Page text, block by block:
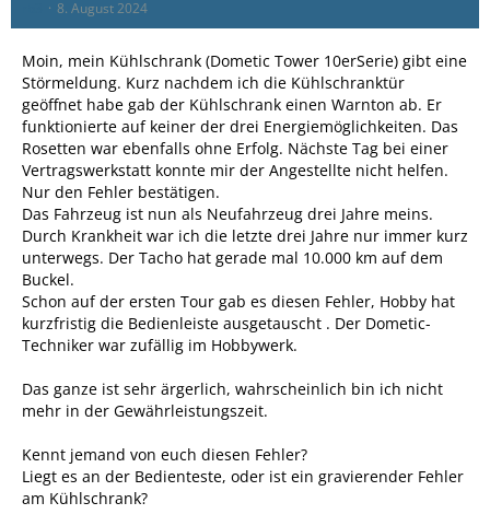
8. August 2024
Moin, mein Kühlschrank (Dometic Tower 10erSerie) gibt eine
Störmeldung. Kurz nachdem ich die Kühlschranktür
geöffnet habe gab der Kühlschrank einen Warnton ab. Er
funktionierte auf keiner der drei Energiemöglichkeiten. Das
Rosetten war ebenfalls ohne Erfolg. Nächste Tag bei einer
Vertragswerkstatt konnte mir der Angestellte nicht helfen.
Nur den Fehler bestätigen.
Das Fahrzeug ist nun als Neufahrzeug drei Jahre meins.
Durch Krankheit war ich die letzte drei Jahre nur immer kurz
unterwegs. Der Tacho hat gerade mal 10.000 km auf dem
Buckel.
Schon auf der ersten Tour gab es diesen Fehler, Hobby hat
kurzfristig die Bedienleiste ausgetauscht . Der Dometic-
Techniker war zufällig im Hobbywerk.
Das ganze ist sehr ärgerlich, wahrscheinlich bin ich nicht
mehr in der Gewährleistungszeit.
Kennt jemand von euch diesen Fehler?
Liegt es an der Bedienteste, oder ist ein gravierender Fehler
am Kühlschrank?